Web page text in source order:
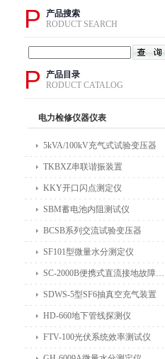
P
产品搜索
RODUCT SEARCH
P
产品目录
RODUCT CATALOG
电力检修仪器仪表
5kVA/100kV充气式试验变压器
TKBXZ串联谐振装置
KKY开口闪点测定仪
SBM蓄电池内阻测试仪
BCSB系列交流试验变压器
SF101型微量水分测定仪
SC-2000B便携式直流接地故障检测仪
SDWS-5型SF6抽真空充气装置
HD-660地下管线探测仪
FTV-100光伏系统效率测试仪